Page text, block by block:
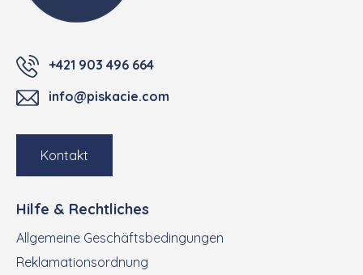
+421 903 496 664
info@piskacie.com
Kontakt
Hilfe & Rechtliches
Allgemeine Geschäftsbedingungen
Reklamationsordnung